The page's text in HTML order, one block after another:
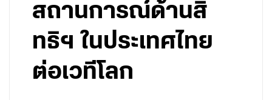
สถานการณ์ด้านสิ
ทธิฯ ในประเทศไทย
ต่อเวทีโลก